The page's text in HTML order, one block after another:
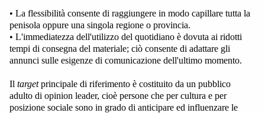
• La flessibilità consente di raggiungere in modo capillare tutta la
penisola oppure una singola regione o provincia.
• L'immediatezza dell'utilizzo del quotidiano è dovuta ai ridotti
tempi di consegna del materiale; ciò consente di adattare gli
annunci sulle esigenze di comunicazione dell'ultimo momento.
Il targetprincipale di riferimento è costituito da un pubblico
adulto di opinion leader, cioè persone che per cultura e per
posizione sociale sono in grado di anticipare ed influenzare le